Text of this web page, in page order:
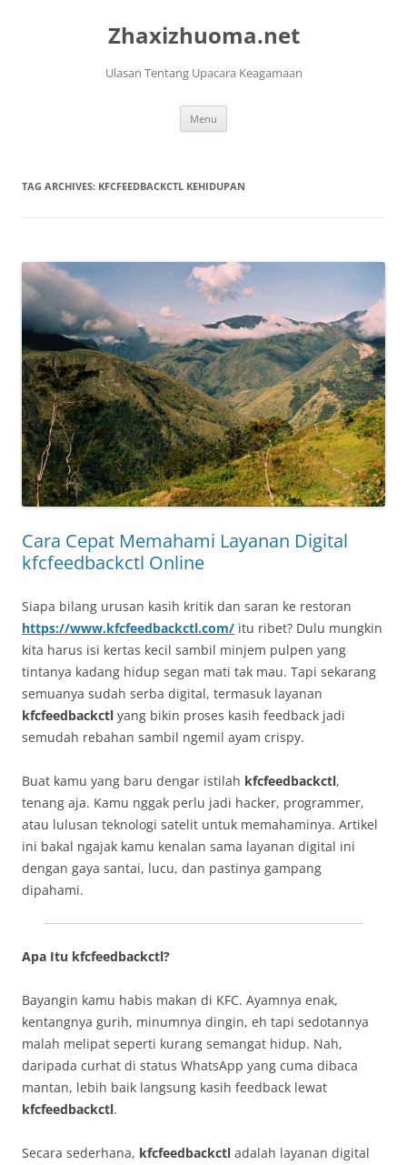
Zhaxizhuoma.net
Ulasan Tentang Upacara Keagamaan
Menu
TAG ARCHIVES: KFCFEEDBACKCTL KEHIDUPAN
Cara Cepat Memahami Layanan Digital
kfcfeedbackctl Online
Siapa bilang urusan kasih kritik dan saran ke restoran
https://www.kfcfeedbackctl.com/ itu ribet? Dulu mungkin
kita harus isi kertas kecil sambil minjem pulpen yang
tintanya kadang hidup segan mati tak mau. Tapi sekarang
semuanya sudah serba digital, termasuk layanan
kfcfeedbackctl yang bikin proses kasih feedback jadi
semudah rebahan sambil ngemil ayam crispy.
Buat kamu yang baru dengar istilah kfcfeedbackctl,
tenang aja. Kamu nggak perlu jadi hacker, programmer,
atau lulusan teknologi satelit untuk memahaminya. Artikel
ini bakal ngajak kamu kenalan sama layanan digital ini
dengan gaya santai, lucu, dan pastinya gampang
dipahami.
Apa Itu kfcfeedbackctl?
Bayangin kamu habis makan di KFC. Ayamnya enak,
kentangnya gurih, minumnya dingin, eh tapi sedotannya
malah melipat seperti kurang semangat hidup. Nah,
daripada curhat di status WhatsApp yang cuma dibaca
mantan, lebih baik langsung kasih feedback lewat
kfcfeedbackctl.
Secara sederhana, kfcfeedbackctl adalah layanan digital